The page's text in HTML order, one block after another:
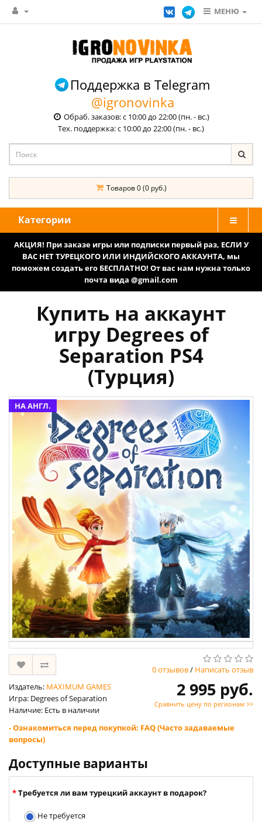
МЕНЮ
Поддержка в Telegram
@igronovinka
Обраб. заказов: с 10:00 до 22:00 (пн. - вс.)
Тех. поддержка: с 10:00 до 22:00 (пн. - вс.)
Товаров 0 (0 руб.)
Категории
АКЦИЯ! При заказе игры или подписки первый раз, ЕСЛИ У
ВАС НЕТ ТУРЕЦКОГО ИЛИ ИНДИЙСКОГО АККАУНТА, мы
поможем создать его БЕСПЛАТНО! От вас нам нужна только
почта вида @gmail.com
Купить на аккаунт
игру Degrees of
Separation PS4
(Турция)
НА АНГЛ.
0 отзывов/ Написать отзыв
Издатель: MAXIMUM GAMES
Игра: Degrees of Separation
Наличие: Есть в наличии
2 995 руб.
Сравнить цену по регионам >>
- Ознакомиться перед покупкой: FAQ (Часто задаваемые
вопросы)
Доступные варианты
Требуется ли вам турецкий аккаунт в подарок?
Не требуется